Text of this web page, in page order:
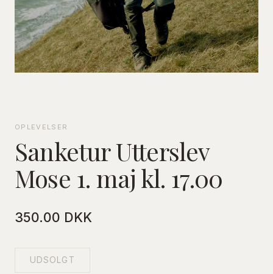
OPLEVELSER
Sanketur Utterslev
Mose 1. maj kl. 17.00
350.00 DKK
UDSOLGT